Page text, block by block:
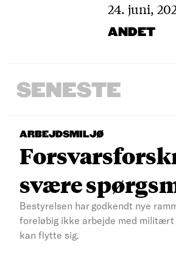
24. juni,
ANDET
SENESTE
ARBEJDSMILJØ
svære
Bestyrelsen har godkendt nye
foreløbig ikke arbejde med
kan flytte sig.